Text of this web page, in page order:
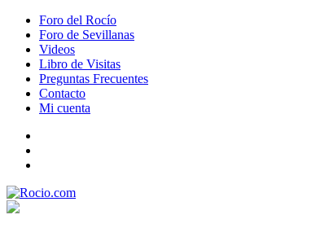
Foro del Rocío
Foro de Sevillanas
Videos
Libro de Visitas
Preguntas Frecuentes
Contacto
Mi cuenta